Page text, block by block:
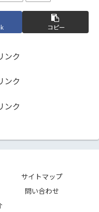
コピー
ンク
ンク
ンク
サイトマップ
問い合わせ